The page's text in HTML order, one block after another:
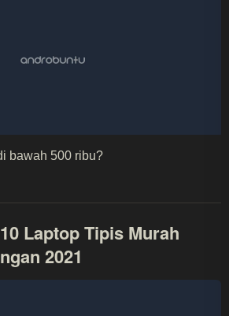
bawah 500 ribu?
Laptop Tipis Murah
2021